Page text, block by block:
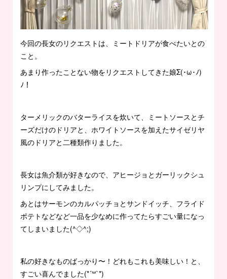
今回の長女のリクエストは、ミートドリアが食べたいとの
こと。
あまり作ったことない物をリクエストしてきた娘Σ(･ω･ﾉ)
ﾉ！
ターメリックのバターライスを炊いて、ミートソースとチ
ーズだけのドリアと、ホワイトソースを加えたサイゼリヤ
風のドリアと二種類作りました。
長女は魚介類が好きなので、アヒージョとガーリックシュ
リンプにしてみました。
あとはサーモンのカルパッチョとサンドイッチ、フライド
ポテトなどなど一品を少なめに作ってたらすごい量になっ
てしまいました(^◇^;)
私の好きなものばっかり〜！どれもこれも美味しい！と、
すごい喜んでました(*´꒳`*)